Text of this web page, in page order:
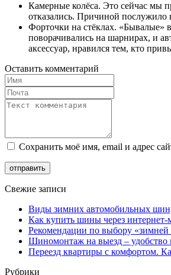
Камерные колёса. Это сейчас мы
отказались. Причиной послужило
Форточки на стёклах. «Бывалые»
поворачивались на шарнирах, и
аксессуар, нравился тем, кто
Оставить комментарий
Сохранить моё имя, email и адрес
Свежие записи
Виды зимних автомобильных
Как купить шины через интернет-
Рекомендации по выбору «зимней
Шиномонтаж на выезд – удобство
Переезд квартиры с комфортом.
Рубрики